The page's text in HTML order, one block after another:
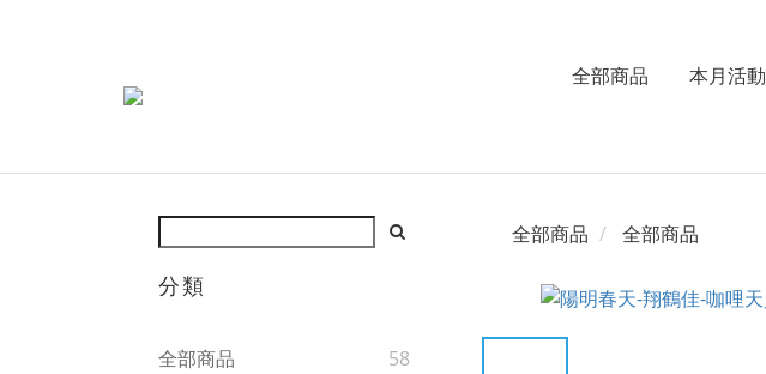
全部商品 本月活動
分類
全部商品
58
全部商品 全部商品